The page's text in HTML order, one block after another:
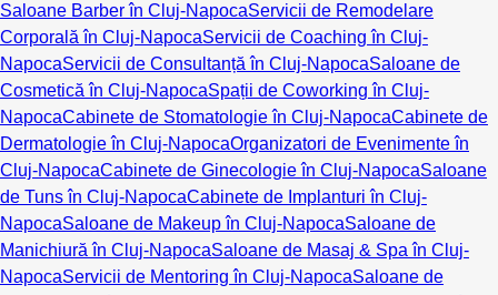
Saloane Barber în Cluj-NapocaServicii de Remodelare
Corporală în Cluj-NapocaServicii de Coaching în Cluj-
NapocaServicii de Consultanță în Cluj-NapocaSaloane de
Cosmetică în Cluj-NapocaSpații de Coworking în Cluj-
NapocaCabinete de Stomatologie în Cluj-NapocaCabinete de
Dermatologie în Cluj-NapocaOrganizatori de Evenimente în
Cluj-NapocaCabinete de Ginecologie în Cluj-NapocaSaloane
de Tuns în Cluj-NapocaCabinete de Implanturi în Cluj-
NapocaSaloane de Makeup în Cluj-NapocaSaloane de
Manichiură în Cluj-NapocaSaloane de Masaj & Spa în Cluj-
NapocaServicii de Mentoring în Cluj-NapocaSaloane de